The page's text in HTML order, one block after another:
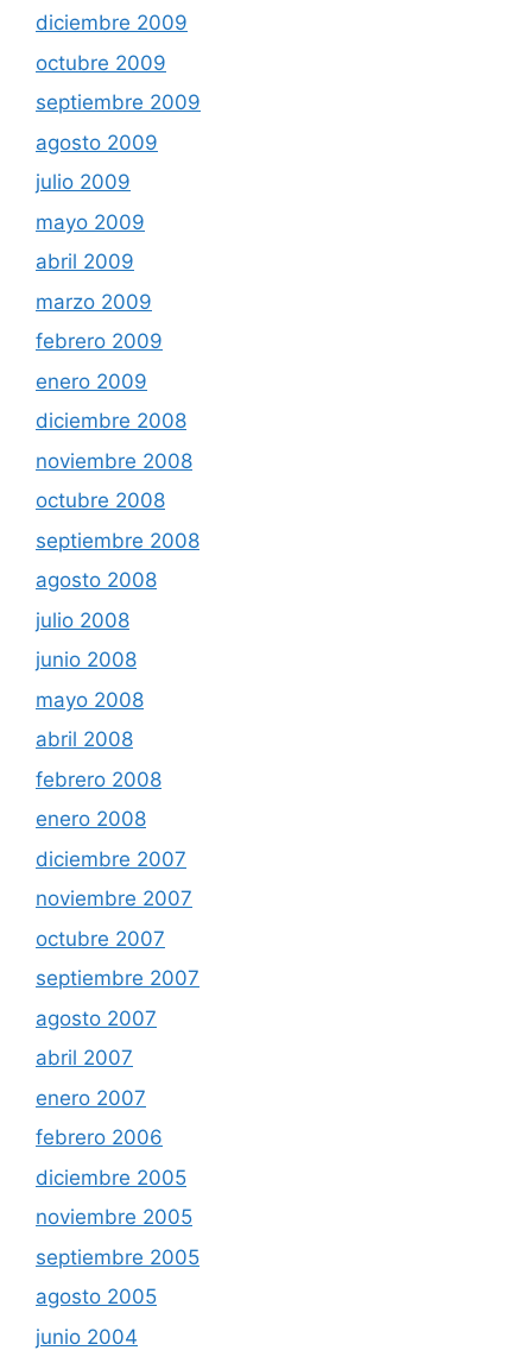
diciembre 2009
octubre 2009
septiembre 2009
agosto 2009
julio 2009
mayo 2009
abril 2009
marzo 2009
febrero 2009
enero 2009
diciembre 2008
noviembre 2008
octubre 2008
septiembre 2008
agosto 2008
julio 2008
junio 2008
mayo 2008
abril 2008
febrero 2008
enero 2008
diciembre 2007
noviembre 2007
octubre 2007
septiembre 2007
agosto 2007
abril 2007
enero 2007
febrero 2006
diciembre 2005
noviembre 2005
septiembre 2005
agosto 2005
junio 2004